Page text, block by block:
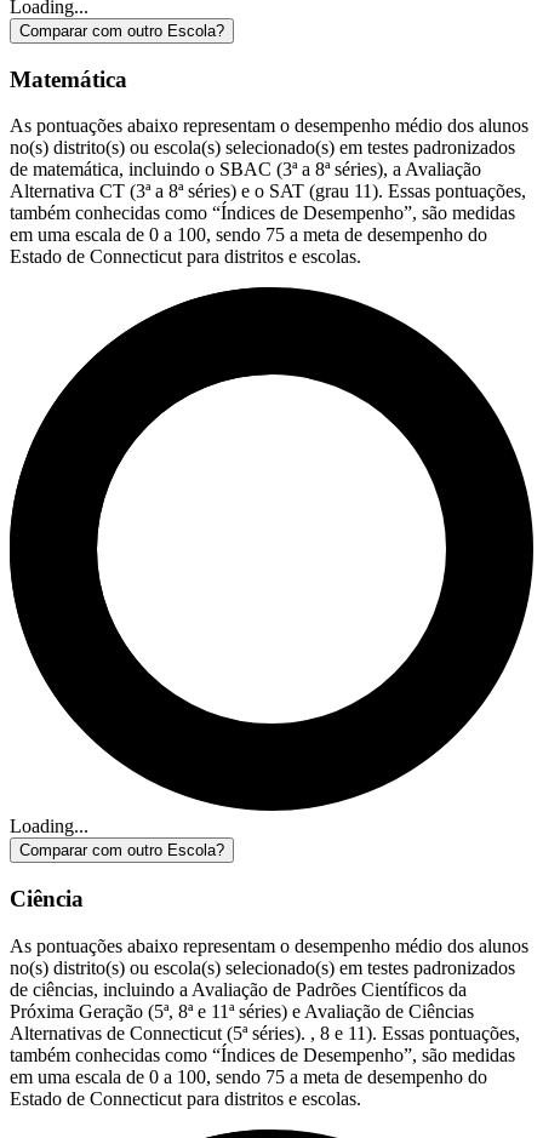
Loading...
Comparar com outro Escola?
Matemática
As pontuações abaixo representam o desempenho médio dos alunos
no(s) distrito(s) ou escola(s) selecionado(s) em testes padronizados
de matemática, incluindo o SBAC (3ª a 8ª séries), a Avaliação
Alternativa CT (3ª a 8ª séries) e o SAT (grau 11). Essas pontuações,
também conhecidas como “Índices de Desempenho”, são medidas
em uma escala de 0 a 100, sendo 75 a meta de desempenho do
Estado de Connecticut para distritos e escolas.
Loading...
Comparar com outro Escola?
Ciência
As pontuações abaixo representam o desempenho médio dos alunos
no(s) distrito(s) ou escola(s) selecionado(s) em testes padronizados
de ciências, incluindo a Avaliação de Padrões Científicos da
Próxima Geração (5ª, 8ª e 11ª séries) e Avaliação de Ciências
Alternativas de Connecticut (5ª séries). , 8 e 11). Essas pontuações,
também conhecidas como “Índices de Desempenho”, são medidas
em uma escala de 0 a 100, sendo 75 a meta de desempenho do
Estado de Connecticut para distritos e escolas.